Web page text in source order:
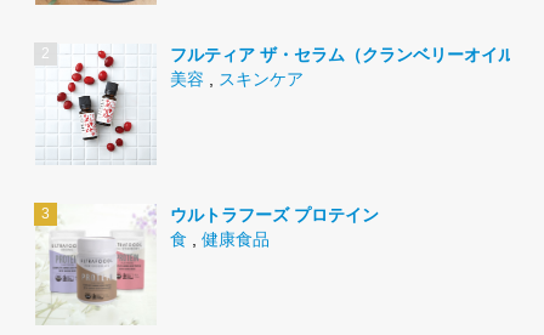
フルティア ザ・セラム（クランベリーオイル）
美容
スキンケア
ウルトラフーズ プロテイン
食
健康食品